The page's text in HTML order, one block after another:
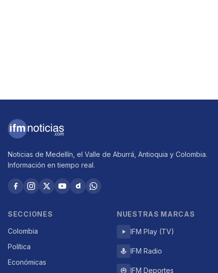
Noticias de Medellín, el Valle de Aburrá, Antioquia y Colombia.
Información en tiempo real.
SECCIONES
Colombia
Política
Económicas
NUESTRAS MARCAS
IFM Play (TV)
IFM Radio
IFM Deportes